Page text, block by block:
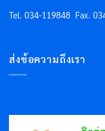
Tel. 034-119848 Fax.
ส่งข้อความถึงเรา